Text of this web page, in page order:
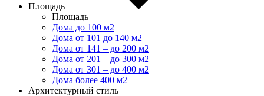
Площадь
Площадь
Дома до 100 м2
Дома от 101 до 140 м2
Дома от 141 – до 200 м2
Дома от 201 – до 300 м2
Дома от 301 – до 400 м2
Дома более 400 м2
Архитектурный стиль